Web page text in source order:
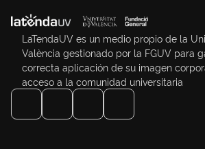
LaTendaUV es un medio propio de la
València gestionado por la FGUV para
correcta aplicación de su imagen
acceso a la comunidad universitaria